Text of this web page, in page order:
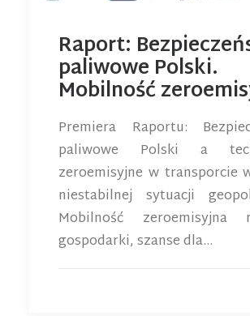
Raport:
paliwowe Polski.
Mobilność
Premiera Raportu:
paliwowe Polski a
zeroemisyjne w transporcie
niestabilnej sytuacji
Mobilność zeroemisyjna
gospodarki, szanse dla…